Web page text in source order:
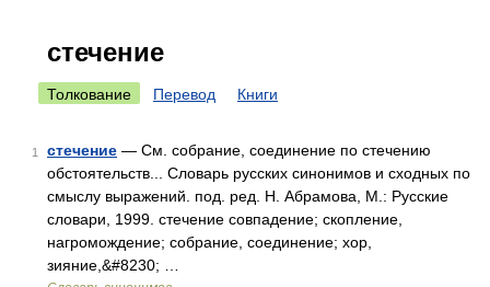
стечение
Толкование Перевод Книги
1 стечение — См. собрание, соединение по стечению
обстоятельств... Словарь русских синонимов и сходных по
смыслу выражений. под. ред. Н. Абрамова, М.: Русские
словари, 1999. стечение совпадение; скопление,
нагромождение; собрание, соединение; хор,
зияние,&#8230; …